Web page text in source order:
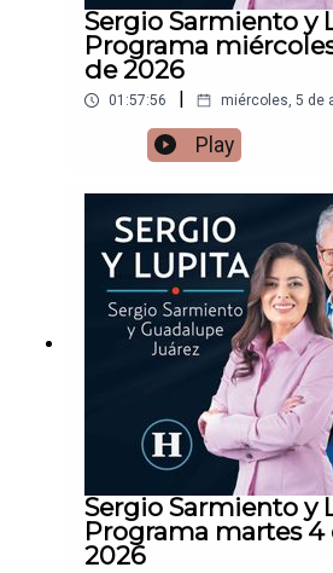
Sergio Sarmiento y
Programa
de 2026
01:57:56 miércoles, 5 de
Play
Sergio Sarmiento y
Programa martes
2026